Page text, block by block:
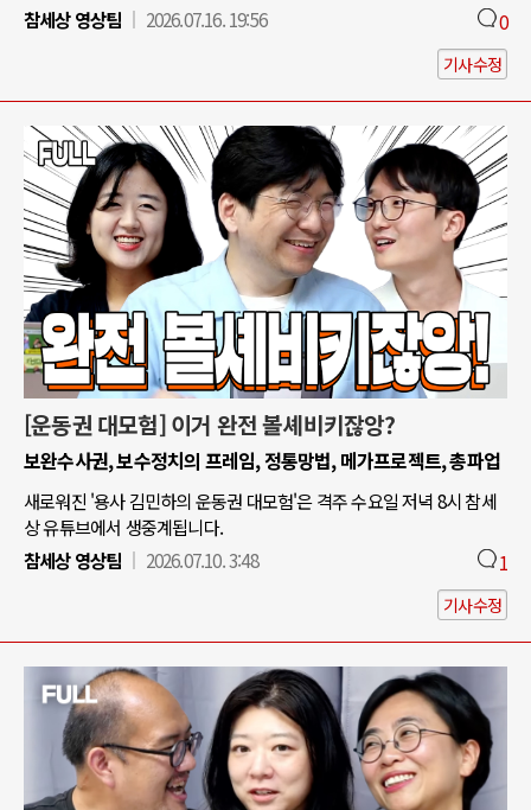
참세상 영상팀
2026.07.16. 19:56 0
기사수정
[운동권 대모험] 이거 완전 볼셰비키잖앙?
보완수사권, 보수정치의 프레임, 정통망법, 메가프로젝트, 총파업
새로워진 '용사 김민하의 운동권 대모험'은 격주 수요일 저녁 8시 참세
상 유튜브에서 생중계됩니다.
참세상 영상팀
2026.07.10. 3:48 1
기사수정